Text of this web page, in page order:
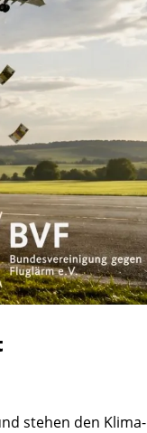
stehen den Klima-